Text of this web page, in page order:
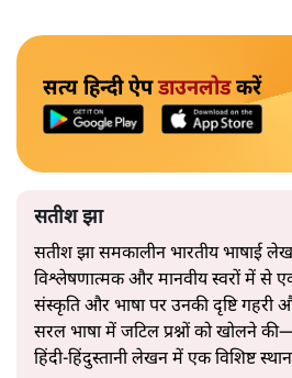
सत्य हिन्दी ऐपडाउनलोडकरें
सतीश झा
सतीश झा समकालीन भारतीय भाषाई
विश्लेषणात्मक और मानवीय स्वरों में से
संस्कृति और भाषा पर उनकी दृष्टि
सरल भाषा में जटिल प्रश्नों को खोलने
हिंदी‑हिंदुस्तानी लेखन में एक विशिष्ट